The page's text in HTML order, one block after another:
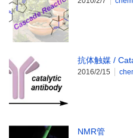
抗体触媒 /
2016/2/15
NMR管